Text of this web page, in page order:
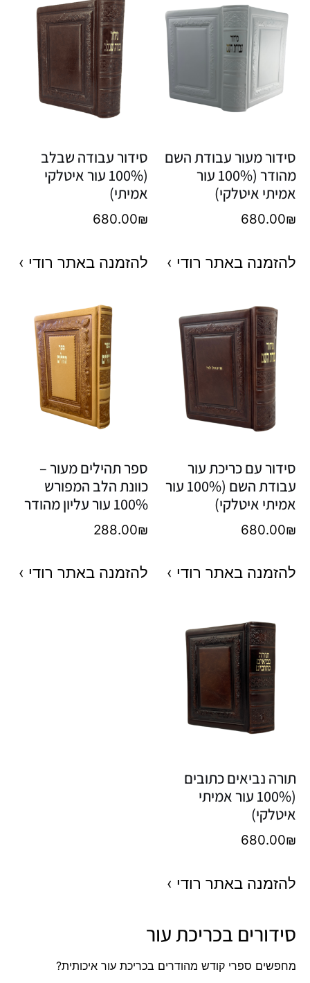
סידור מעור עבודת השם
מהודר (100% עור
אמיתי איטלקי)
680.00₪
להזמנה באתר רודי ›
סידור עבודה שבלב
(100% עור איטלקי
אמיתי)
680.00₪
להזמנה באתר רודי ›
סידור עם כריכת עור
עבודת השם (100% עור
אמיתי איטלקי)
680.00₪
להזמנה באתר רודי ›
ספר תהילים מעור –
כוונת הלב המפורש
100% עור עליון מהודר
288.00₪
להזמנה באתר רודי ›
תורה נביאים כתובים
(100% עור אמיתי
איטלקי)
680.00₪
להזמנה באתר רודי ›
סידורים בכריכת עור
מחפשים ספרי קודש מהודרים בכריכת עור איכותית?